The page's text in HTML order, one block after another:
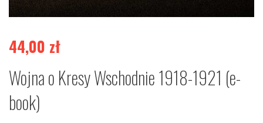
44,00 zł
Wojna o Kresy Wschodnie 1918-1921 (e-
book)